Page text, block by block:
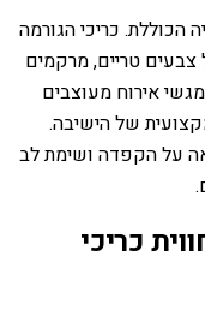
הכוללת. כריכי הגורמה
טריים, מרקמים
אירוח מעוצבים
של הישיבה.
על הקפדה ושימת לב
כריכי